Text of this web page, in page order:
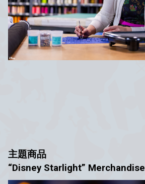
主題商品
“Disney Starlight” Merchandise